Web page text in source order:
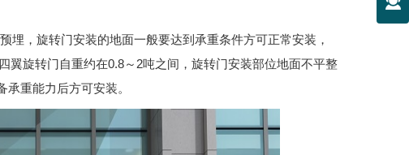
松下系列自动门
，旋转门安装的地面一般要达到承重条件方可正常安装，
翼旋转门自重约在0.8～2吨之间，旋转门安装部位地面不平整
重能力后方可安装。